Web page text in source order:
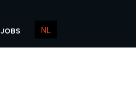
NL
JOBS